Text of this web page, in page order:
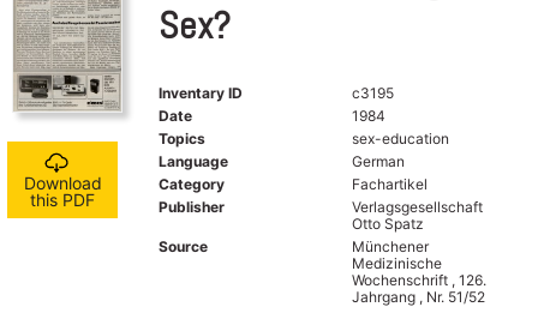
Download
this PDF
Sex?
Inventary ID
c3195
Date
1984
Topics
sex-education
Language
German
Category
Fachartikel
Publisher
Verlagsgesellschaft
Otto Spatz
Source
Münchener
Medizinische
Wochenschrift , 126.
Jahrgang , Nr. 51/52